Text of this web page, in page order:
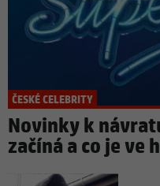
ČESKÉ CELEBRITY
Novinky k
začíná a co je ve